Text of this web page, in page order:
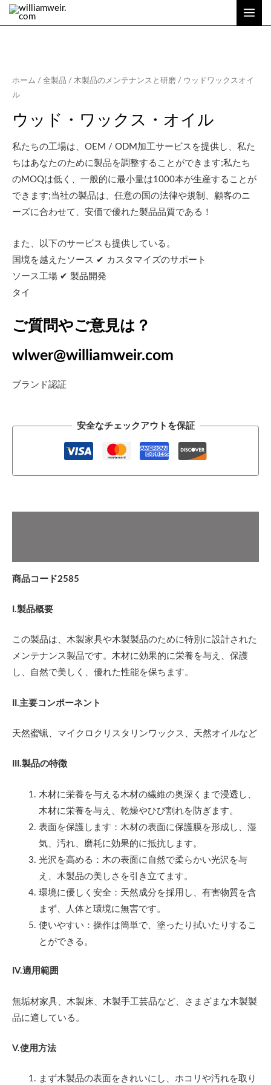
容
メ
メ
ー
ホーム / 全製品 / 木製品のメンテナンスと研磨 / ウッドワックスオイ
ル
ウッド・ワックス・オイル
私たちの工場は、OEM / ODM加工サービスを提供し、私た
ちはあなたのために製品を調整することができます;私たち
のMOQは低く、一般的に最小量は1000本が生産することが
できます;当社の製品は、任意の国の法律や規制、顧客のニ
ーズに合わせて、安価で優れた製品品質である！
また、以下のサービスも提供している。
国境を越えたソース ✔ カスタマイズのサポート
ソース工場 ✔ 製品開発
タイ
ご質問やご意見は？
wlwer@williamweir.com
ブランド認証
安全なチェックアウトを保証
商品コード2585
I.製品概要
この製品は、木製家具や木製製品のために特別に設計された
メンテナンス製品です。木材に効果的に栄養を与え、保護
し、自然で美しく、優れた性能を保ちます。
II.主要コンポーネント
天然蜜蝋、マイクロクリスタリンワックス、天然オイルなど
III.製品の特徴
木材に栄養を与える木材の繊維の奥深くまで浸透し、
木材に栄養を与え、乾燥やひび割れを防ぎます。
表面を保護します：木材の表面に保護膜を形成し、湿
気、汚れ、磨耗に効果的に抵抗します。
光沢を高める：木の表面に自然で柔らかい光沢を与
え、木製品の美しさを引き立てます。
環境に優しく安全：天然成分を採用し、有害物質を含
まず、人体と環境に無害です。
使いやすい：操作は簡単で、塗ったり拭いたりするこ
とができる。
IV.適用範囲
無垢材家具、木製床、木製手工芸品など、さまざまな木製製
品に適している。
V.使用方法
まず木製品の表面をきれいにし、ホコリや汚れを取り